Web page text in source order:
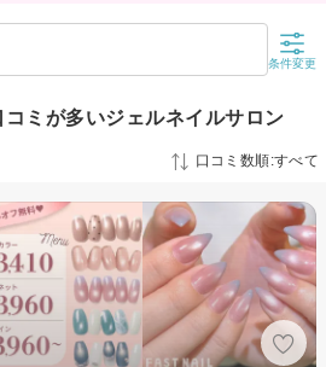
条件変更
ミが多いジェルネイルサロン
口コミ数順:すべて